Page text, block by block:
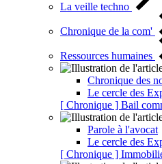
La veille techno
Chronique de la com'
Ressources humaines
Chronique des
Le cercle des
[ Chronique ] Bail
Parole à l'avocat
Le cercle des
[ Chronique ]